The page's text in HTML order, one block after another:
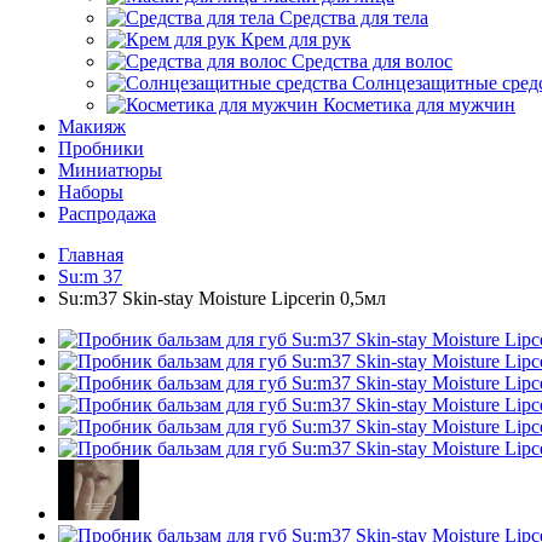
Средства для тела
Крем для рук
Средства для волос
Солнцезащитные
Косметика для мужчин
Макияж
Пробники
Миниатюры
Наборы
Распродажа
Главная
Su:m 37
Su:m37 Skin-stay Moisture Lipcerin 0,5мл